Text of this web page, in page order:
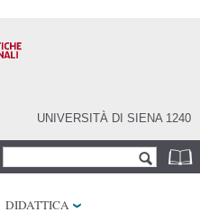
UNIVERSITÀ DI SIENA 1240
Form di ricerca
DIDATTICA